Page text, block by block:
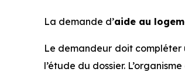
La demande d’aide au
Le demandeur doit compléter
l’étude du dossier.